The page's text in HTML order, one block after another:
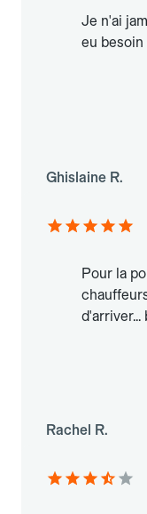
Je n'ai
eu
Ghislaine R.
Pour la
d'arriver...
Rachel R.